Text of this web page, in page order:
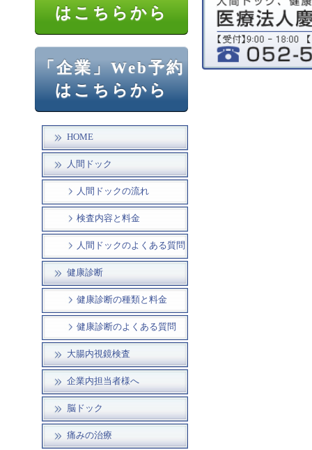
はこちらから
「企業」Web予約
はこちらから
HOME
人間ドック
人間ドックの流れ
検査内容と料金
人間ドックのよくある質問
健康診断
健康診断の種類と料金
健康診断のよくある質問
大腸内視鏡検査
企業内担当者様へ
脳ドック
痛みの治療